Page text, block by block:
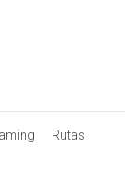
Rutas